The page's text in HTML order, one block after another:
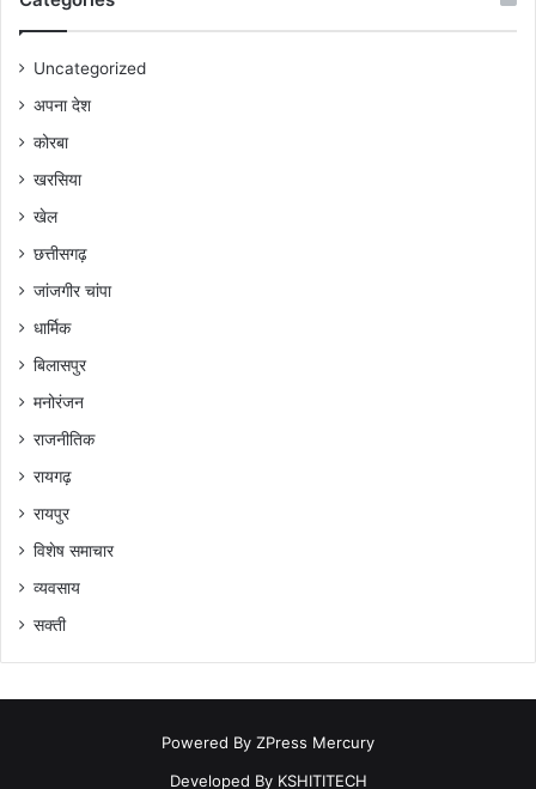
Uncategorized
अपना देश
कोरबा
खरसिया
खेल
छत्तीसगढ़
जांजगीर चांपा
धार्मिक
बिलासपुर
मनोरंजन
राजनीतिक
रायगढ़
रायपुर
विशेष समाचार
व्यवसाय
सक्ती
Powered By ZPress Mercury
Developed By KSHITITECH